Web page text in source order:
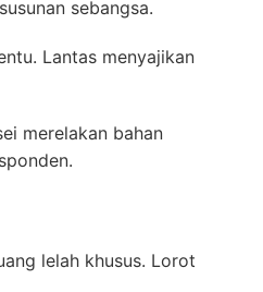
sebangsa.
Lantas menyajikan
merelakan bahan
lelah khusus. Lorot